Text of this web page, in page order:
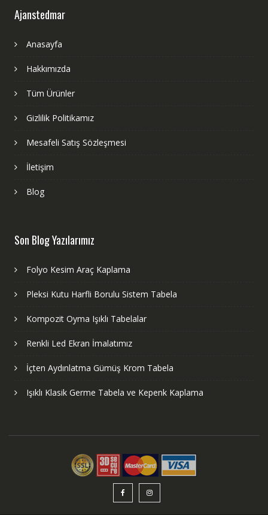
Ajanstedmar
Anasayfa
Hakkımızda
Tüm Ürünler
Gizlilik Politikamız
Mesafeli Satış Sözleşmesi
İletişim
Blog
Son Blog Yazılarımız
Folyo Kesim Araç Kaplama
Pleksi Kutu Harfli Borulu Sistem Tabela
Kompozit Oyma Işıklı Tabelalar
Renkli Led Ekran İmalatımız
İçten Aydınlatma Gümüş Krom Tabela
Işıklı Klasik Germe Tabela ve Kepenk Kaplama